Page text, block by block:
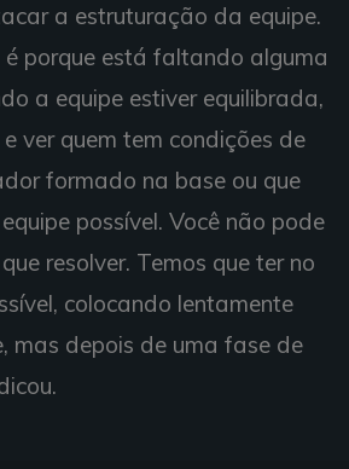
a estruturação da equipe.
porque está faltando alguma
a equipe estiver equilibrada,
ver quem tem condições de
formado na base ou que
possível. Você não pode
resolver. Temos que ter no
colocando lentamente
mas depois de uma fase de